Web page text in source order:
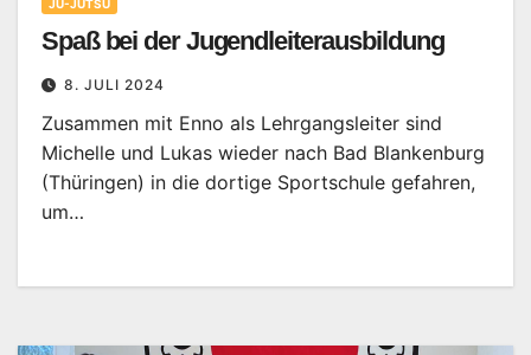
JU-JUTSU
Spaß bei der Jugendleiterausbildung
8. JULI 2024
Zusammen mit Enno als Lehrgangsleiter sind
Michelle und Lukas wieder nach Bad Blankenburg
(Thüringen) in die dortige Sportschule gefahren,
um…